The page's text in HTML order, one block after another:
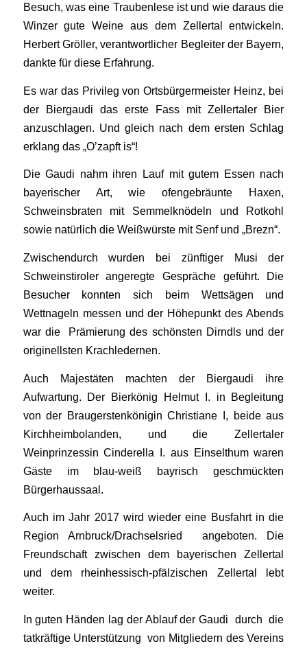
Besuch, was eine Traubenlese ist und wie daraus die
Winzer gute Weine aus dem Zellertal entwickeln.
Herbert Gröller, verantwortlicher Begleiter der Bayern,
dankte für diese Erfahrung.
Es war das Privileg von Ortsbürgermeister Heinz, bei
der Biergaudi das erste Fass mit Zellertaler Bier
anzuschlagen. Und gleich nach dem ersten Schlag
erklang das „O’zapft is“!
Die Gaudi nahm ihren Lauf mit gutem Essen nach
bayerischer Art, wie ofengebräunte Haxen,
Schweinsbraten mit Semmelknödeln und Rotkohl
sowie natürlich die Weißwürste mit Senf und „Brezn“.
Zwischendurch wurden bei zünftiger Musi der
Schweinstiroler angeregte Gespräche geführt. Die
Besucher konnten sich beim Wettsägen und
Wettnageln messen und der Höhepunkt des Abends
war die Prämierung des schönsten Dirndls und der
originellsten Krachledernen.
Auch Majestäten machten der Biergaudi ihre
Aufwartung. Der Bierkönig Helmut I. in Begleitung
von der Braugerstenkönigin Christiane I, beide aus
Kirchheimbolanden, und die Zellertaler
Weinprinzessin Cinderella I. aus Einselthum waren
Gäste im blau-weiß bayrisch geschmückten
Bürgerhaussaal.
Auch im Jahr 2017 wird wieder eine Busfahrt in die
Region Arnbruck/Drachselsried angeboten. Die
Freundschaft zwischen dem bayerischen Zellertal
und dem rheinhessisch-pfälzischen Zellertal lebt
weiter.
In guten Händen lag der Ablauf der Gaudi durch die
tatkräftige Unterstützung von Mitgliedern des Vereins